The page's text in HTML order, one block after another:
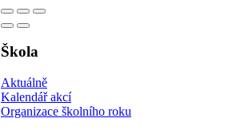
Škola
Aktuálně
Kalendář akcí
Organizace školního roku